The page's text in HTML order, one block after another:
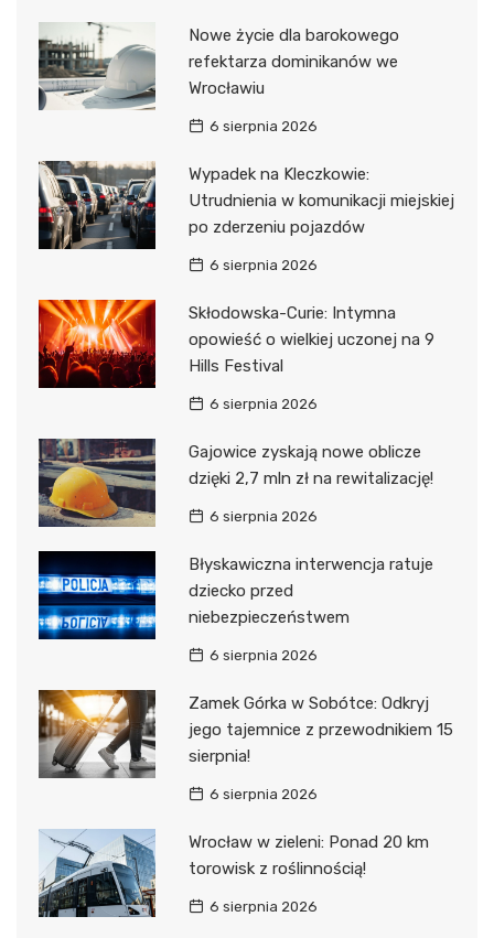
Nowe życie dla barokowego
refektarza dominikanów we
Wrocławiu
6 sierpnia 2026
Wypadek na Kleczkowie:
Utrudnienia w komunikacji miejskiej
po zderzeniu pojazdów
6 sierpnia 2026
Skłodowska-Curie: Intymna
opowieść o wielkiej uczonej na 9
Hills Festival
6 sierpnia 2026
Gajowice zyskają nowe oblicze
dzięki 2,7 mln zł na rewitalizację!
6 sierpnia 2026
Błyskawiczna interwencja ratuje
dziecko przed
niebezpieczeństwem
6 sierpnia 2026
Zamek Górka w Sobótce: Odkryj
jego tajemnice z przewodnikiem 15
sierpnia!
6 sierpnia 2026
Wrocław w zieleni: Ponad 20 km
torowisk z roślinnością!
6 sierpnia 2026